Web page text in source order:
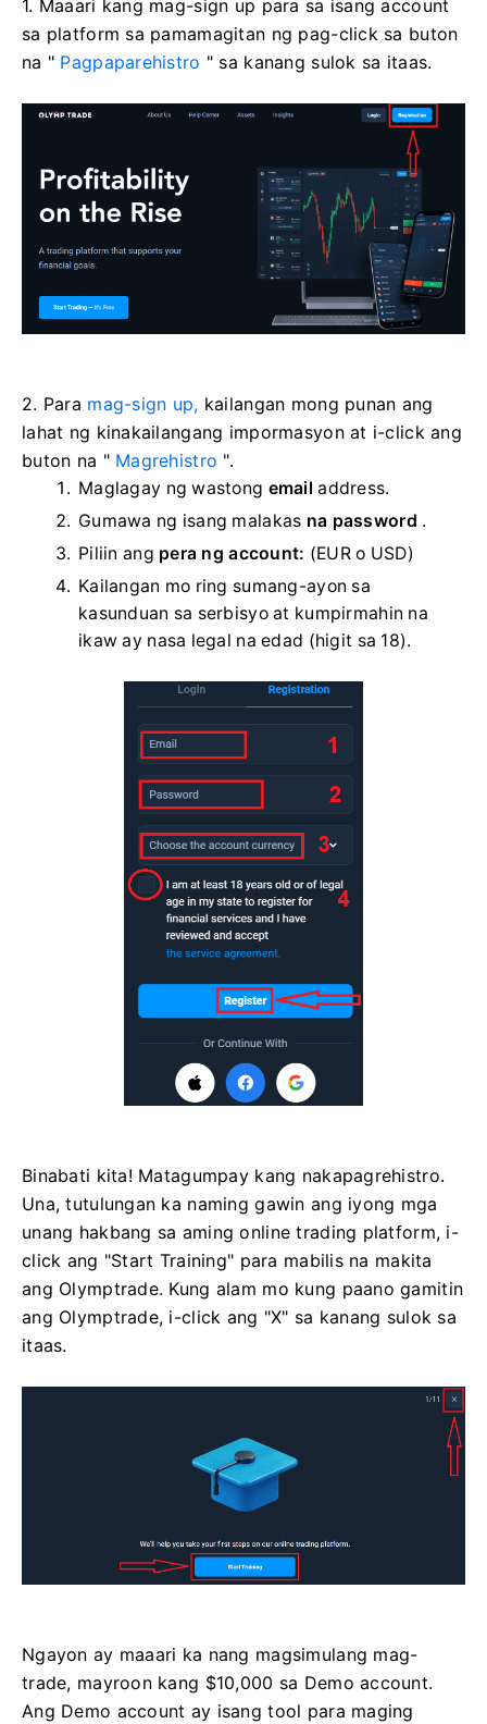
1. Maaari kang mag-sign up para sa isang account
sa platform sa pamamagitan ng pag-click sa buton
na " Pagpaparehistro " sa kanang sulok sa itaas.
2. Para mag-sign up, kailangan mong punan ang
lahat ng kinakailangang impormasyon at i-click ang
buton na " Magrehistro ".
Maglagay ng wastong email address.
Gumawa ng isang malakas na password .
Piliin ang pera ng account: (EUR o USD)
Kailangan mo ring sumang-ayon sa
kasunduan sa serbisyo at kumpirmahin na
ikaw ay nasa legal na edad (higit sa 18).
Binabati kita! Matagumpay kang nakapagrehistro.
Una, tutulungan ka naming gawin ang iyong mga
unang hakbang sa aming online trading platform, i-
click ang "Start Training" para mabilis na makita
ang Olymptrade. Kung alam mo kung paano gamitin
ang Olymptrade, i-click ang "X" sa kanang sulok sa
itaas.
Ngayon ay maaari ka nang magsimulang mag-
trade, mayroon kang $10,000 sa Demo account.
Ang Demo account ay isang tool para maging